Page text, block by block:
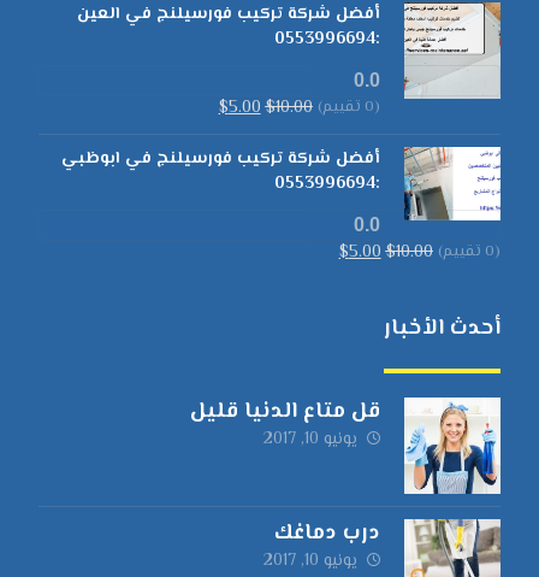
أفضل شركة تركيب فورسيلنج في العين
:0553996694
0.0
(0 تقييم) $10.00
$5.00
أفضل شركة تركيب فورسيلنج في ابوظبي
:0553996694
0.0
(0 تقييم) $10.00
$5.00
أحدث الأخبار
قل متاع الدنيا قليل
يونيو 10, 2017
درب دماغك
يونيو 10, 2017